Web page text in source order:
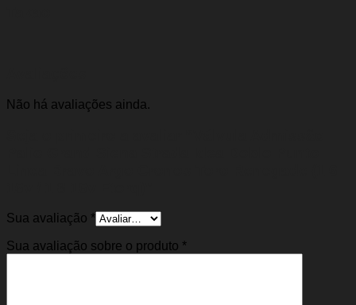
Não há avaliações ainda.
Sua avaliação *
Sua avaliação sobre o produto *